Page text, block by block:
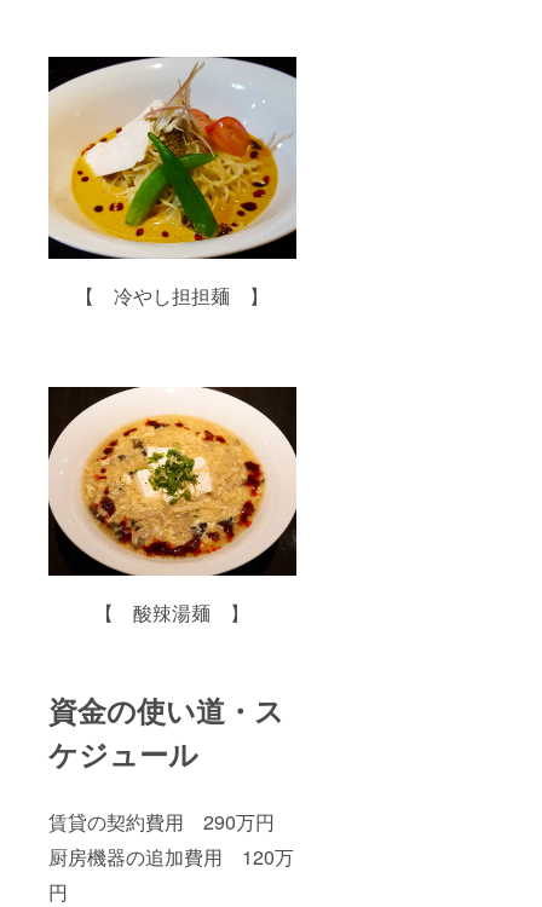
【 冷やし担担麺 】
【 酸辣湯麺 】
資金の使い道・ス
ケジュール
賃貸の契約費用 290万円
厨房機器の追加費用 120万
円